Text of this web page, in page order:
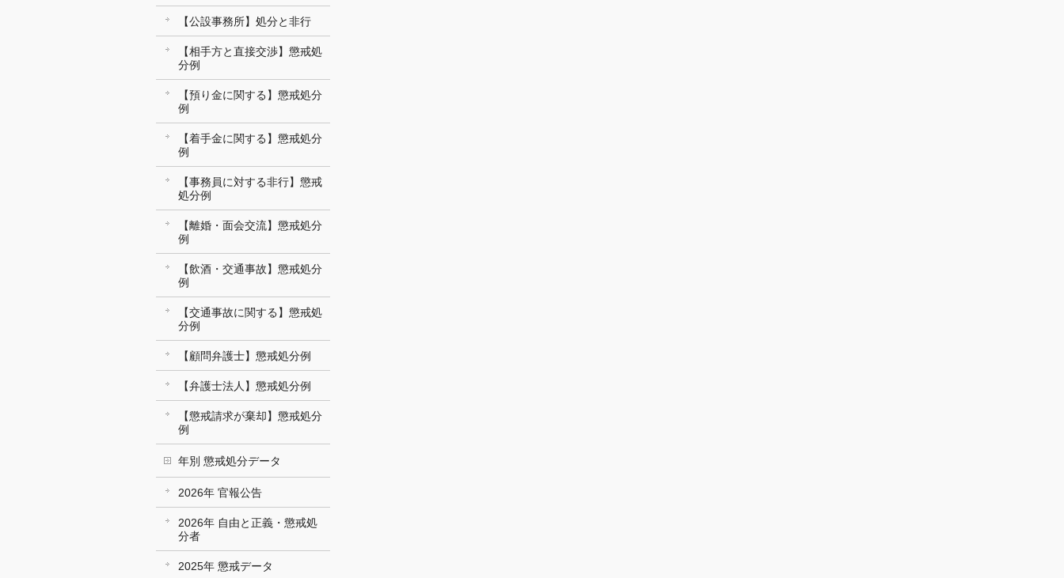
【公設事務所】処分と非行
【相手方と直接交渉】懲戒処
分例
【預り金に関する】懲戒処分
例
【着手金に関する】懲戒処分
例
【事務員に対する非行】懲戒
処分例
【離婚・面会交流】懲戒処分
例
【飲酒・交通事故】懲戒処分
例
【交通事故に関する】懲戒処
分例
【顧問弁護士】懲戒処分例
【弁護士法人】懲戒処分例
【懲戒請求が棄却】懲戒処分
例
年別 懲戒処分データ
2026年 官報公告
2026年 自由と正義・懲戒処
分者
2025年 懲戒データ